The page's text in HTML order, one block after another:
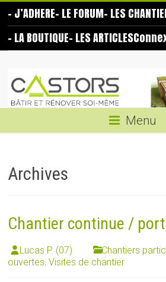
content
– J’ADHERE– LE FORUM– LES
– LA BOUTIQUE– LES ARTICLES
Castors
même
Menu
Archives
Chantier continue /
Lucas P. (07) Chantiers
ouvertes,Visites de chantier